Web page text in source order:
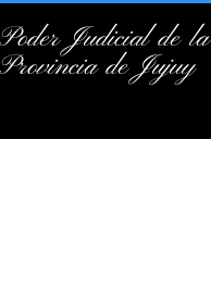
Poder Judicial de la
Provincia de Jujuy